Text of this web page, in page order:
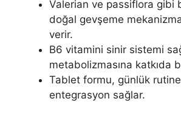
Valerian ve passiflora gibi
doğal gevşeme
verir.
B6 vitamini sinir sistemi
metabolizmasına katkıda
Tablet formu, günlük
entegrasyon sağlar.